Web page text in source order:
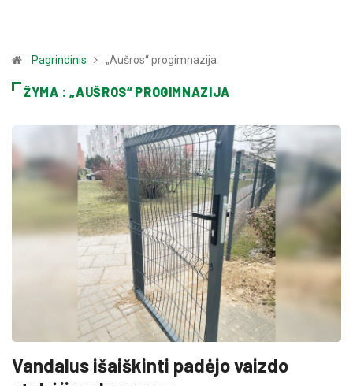
Pagrindinis „Aušros“ progimnazija
ŽYMA : „AUŠROS“ PROGIMNAZIJA
Vandalus išaiškinti padėjo vaizdo